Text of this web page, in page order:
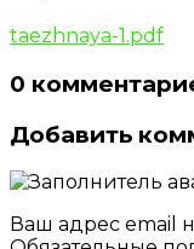
taezhnaya-1.pdf
0
Добавить
Ваш адрес email